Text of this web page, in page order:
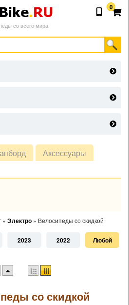
со всего мира
0
Аксессуары
» Электро » Велосипеды со скидкой
2023 2022 Любой
со скидкой